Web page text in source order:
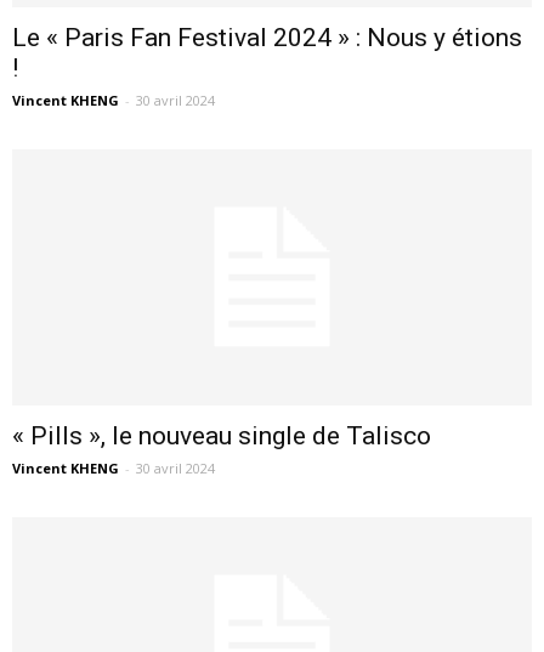
Le « Paris Fan Festival 2024 » : Nous y étions
!
Vincent KHENG - 30 avril 2024
« Pills », le nouveau single de Talisco
Vincent KHENG - 30 avril 2024